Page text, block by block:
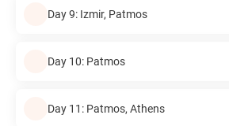
Day 9: Izmir, Patmos
Day 10: Patmos
Day 11: Patmos, Athens